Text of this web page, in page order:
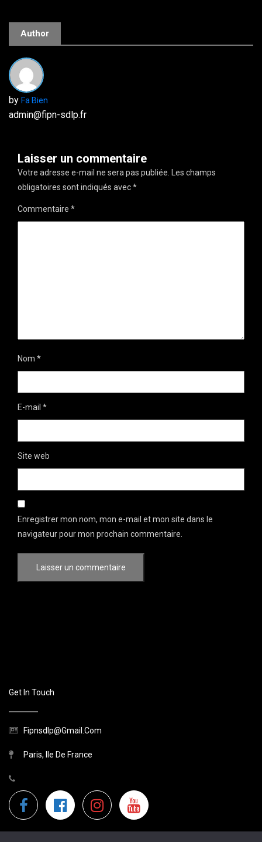
Author
by Fa Bien
admin@fipn-sdlp.fr
Laisser un commentaire
Votre adresse e-mail ne sera pas publiée. Les champs
obligatoires sont indiqués avec*
Commentaire *
Nom *
E-mail *
Site web
Enregistrer mon nom, mon e-mail et mon site dans le
navigateur pour mon prochain commentaire.
Get In Touch
Fipnsdlp@gmail.com
Paris, Ile De France